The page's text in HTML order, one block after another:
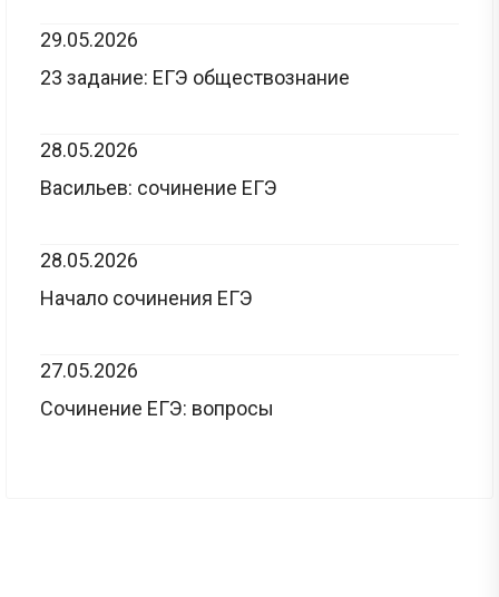
29.05.2026
23 задание: ЕГЭ обществознание
28.05.2026
Васильев: сочинение ЕГЭ
28.05.2026
Начало сочинения ЕГЭ
27.05.2026
Сочинение ЕГЭ: вопросы